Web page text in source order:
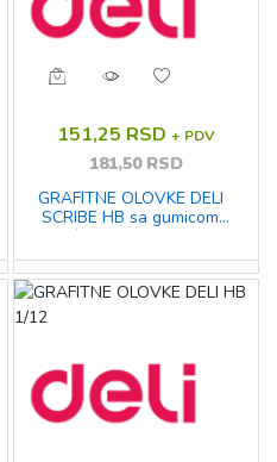
151,25 RSD + PDV
181,50 RSD
GRAFITNE OLOVKE DELI
SCRIBE HB sa gumicom
1/12 HB EU50800